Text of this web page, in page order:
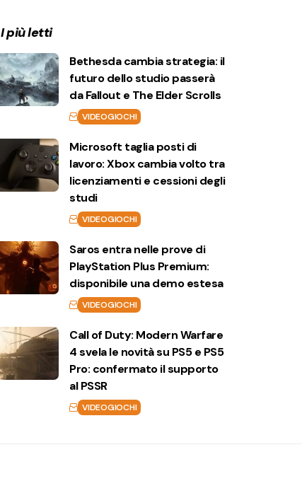
I più letti
Bethesda cambia strategia: il
futuro dello studio passerà
da Fallout e The Elder Scrolls
VIDEOGIOCHI
Microsoft taglia posti di
lavoro: Xbox cambia volto tra
licenziamenti e cessioni degli
studi
VIDEOGIOCHI
Saros entra nelle prove di
PlayStation Plus Premium:
disponibile una demo estesa
VIDEOGIOCHI
Call of Duty: Modern Warfare
4 svela le novità su PS5 e PS5
Pro: confermato il supporto
al PSSR
VIDEOGIOCHI